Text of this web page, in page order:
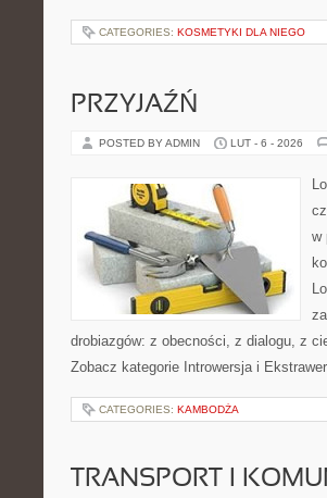
CATEGORIES: KOSMETYKI DLA NIEGO
PRZYJAŹŃ
POSTED BY ADMIN LUT - 6 - 2026
w
drobiazgów: z obecności, z dialogu, z
Zobacz kategorie Introwersja i
CATEGORIES: KAMBODŻA
TRANSPORT I